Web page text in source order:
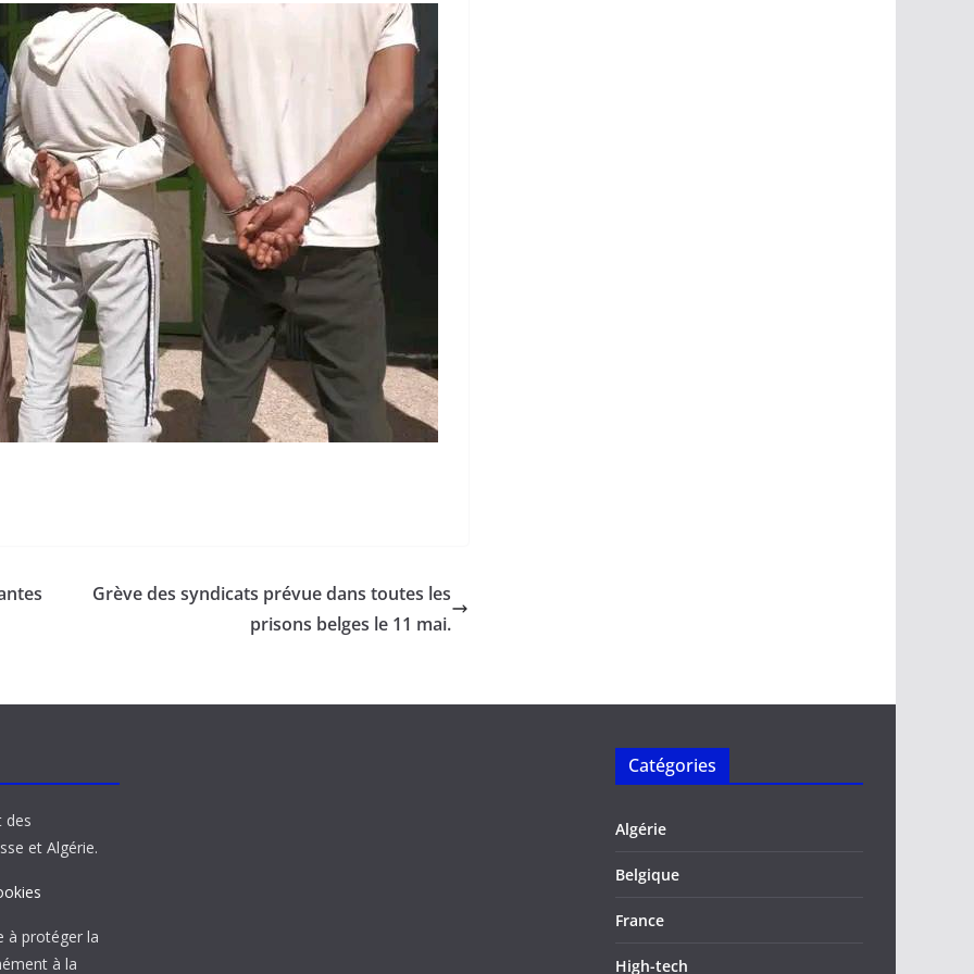
Grève des syndicats prévue dans toutes les
prisons belges le 11 mai.
des
et Algérie.
à protéger la
à la
Catégories
Algérie
Belgique
France
High-tech